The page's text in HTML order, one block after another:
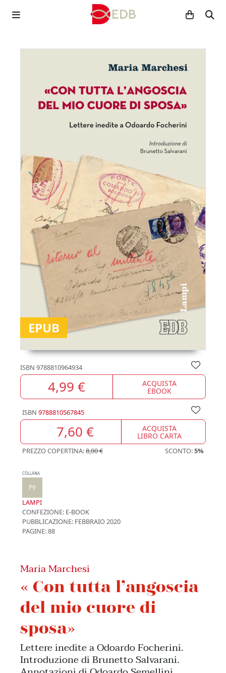
EPUB
ISBN 9788810964934
4,99 € ACQUISTA
EBOOK
ISBN 9788810567845
7,60 € ACQUISTA
LIBRO CARTA
PREZZO COPERTINA:8,00 € SCONTO:5%
COLLANA
P9
LAMPI
CONFEZIONE: E-BOOK
PUBBLICAZIONE: FEBBRAIO 2020
PAGINE: 88
Maria Marchesi
« Con tutta l’angoscia
del mio cuore di
sposa»
Lettere inedite a Odoardo Focherini.
Introduzione di Brunetto Salvarani.